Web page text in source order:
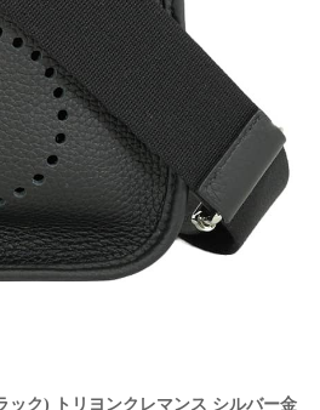
ック) トリヨンクレマンス シルバー金